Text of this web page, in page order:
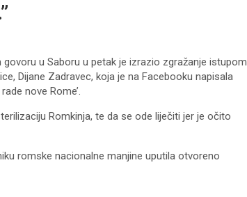
u Saboru u petak je izrazio zgražanje istupom
Dijane Zadravec, koja je na Facebooku napisala
nove Rome’.
Romkinja, te da se ode liječiti jer je očito
romske nacionalne manjine uputila otvoreno